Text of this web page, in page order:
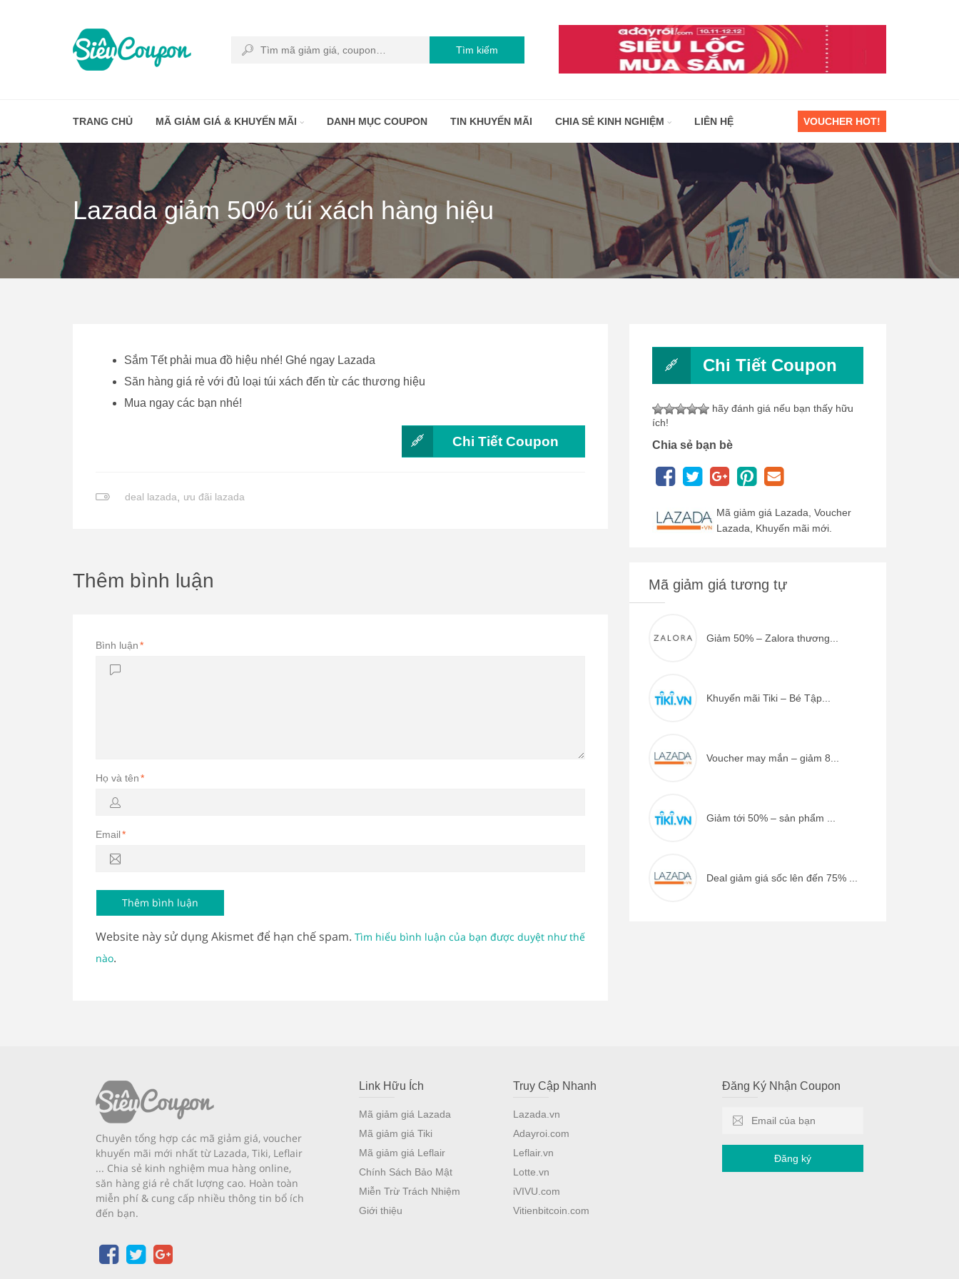
Tìm kiếm
TRANG CHỦ MÃ GIẢM GIÁ & KHUYẾN MÃI DANH MỤC COUPON TIN KHUYẾN MÃI CHIA SẺ KINH NGHIỆM LIÊN HỆ VOUCHER HOT!
Lazada giảm 50% túi xách hàng hiệu
Sắm Tết phải mua đồ hiệu nhé! Ghé ngay Lazada
Săn hàng giá rẻ với đủ loại túi xách đến từ các thương hiệu
Mua ngay các bạn nhé!
Chi Tiết Coupon
deal lazada, ưu đãi lazada
Thêm bình luận
Bình luận*
Họ và tên*
Email*
Website này sử dụng Akismet để hạn chế spam. Tìm hiểu bình luận của bạn được duyệt như thế
nào.
Chi Tiết Coupon
hãy đánh giá nếu bạn thấy hữu
ích!
Chia sẻ bạn bè
Mã giảm giá Lazada, Voucher
Lazada, Khuyến mãi mới.
Mã giảm giá tương tự
Giảm 50% – Zalora thương...
Khuyến mãi Tiki – Bé Tập...
Voucher may mắn – giảm 8...
Giảm tới 50% – sản phẩm ...
Deal giảm giá sốc lên đến 75% ...
Chuyên tổng hợp các mã giảm giá, voucher
khuyến mãi mới nhất từ Lazada, Tiki, Leflair
... Chia sẻ kinh nghiệm mua hàng online,
săn hàng giá rẻ chất lượng cao. Hoàn toàn
miễn phí & cung cấp nhiều thông tin bổ ích
đến bạn.
Link Hữu Ích
Mã giảm giá Lazada
Mã giảm giá Tiki
Mã giảm giá Leflair
Chính Sách Bảo Mật
Miễn Trừ Trách Nhiệm
Giới thiệu
Truy Cập Nhanh
Lazada.vn
Adayroi.com
Leflair.vn
Lotte.vn
iVIVU.com
Vitienbitcoin.com
Đăng Ký Nhận Coupon
Đăng ký